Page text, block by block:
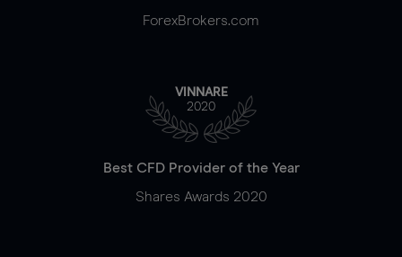
ForexBrokers.com
VINNARE
2020
Best CFD Provider of the Year
Shares Awards 2020